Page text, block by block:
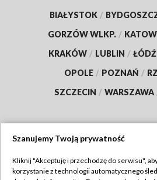
BIAŁYSTOK /
GORZÓW WLKP. /
KRAKÓW / LUBLIN / ŁÓDŹ
OPOLE / POZNAŃ /
SZCZECIN / WARSZAWA
TVP
Szanujemy Twoją prywatność
Kliknij "Akceptuję i przechodzę do serwisu",
korzystanie z technologii automatycznego